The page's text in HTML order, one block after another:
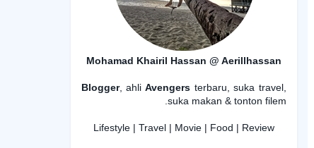
Mohamad Khairil Hassan @ Aerillhassan
Blogger, ahliAvengers terbaru, suka travel,
suka makan & tonton filem.
Lifestyle | Travel | Movie | Food | Review